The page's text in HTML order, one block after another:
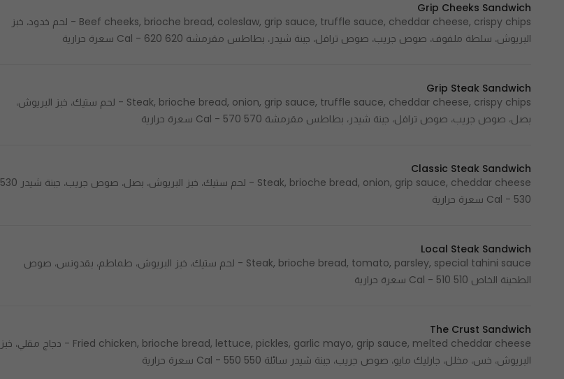
Grip Cheeks Sandwich
Beef cheeks, brioche bread, coleslaw, grip sauce, truffle sauce, cheddar cheese, crispy chips - لحم خدود، خبز
البريوش، سلطة ملفوف، صوص جريب، صوص ترافل، جبنة شيدر، بطاطس مقرمشة 620 Cal - 620 سعرة حرارية
Grip Steak Sandwich
Steak, brioche bread, onion, grip sauce, truffle sauce, cheddar cheese, crispy chips - لحم ستيك، خبز البريوش،
بصل، صوص جريب، صوص ترافل، جبنة شيدر، بطاطس مقرمشة 570 Cal - 570 سعرة حرارية
Classic Steak Sandwich
Steak, brioche bread, onion, grip sauce, cheddar cheese - لحم ستيك، خبز البريوش، بصل، صوص جريب، جبنة شيدر 530
Cal - 530 سعرة حرارية
Local Steak Sandwich
Steak, brioche bread, tomato, parsley, special tahini sauce - لحم ستيك، خبز البريوش، طماطم، بقدونس، صوص
الطحينة الخاص 510 Cal - 510 سعرة حرارية
The Crust Sandwich
Fried chicken, brioche bread, lettuce, pickles, garlic mayo, grip sauce, melted cheddar cheese - دجاج مقلي، خبز
البريوش، خس، مخلل، جارليك مايو، صوص جريب، جبنة شيدر سائلة 550 Cal - 550 سعرة حرارية